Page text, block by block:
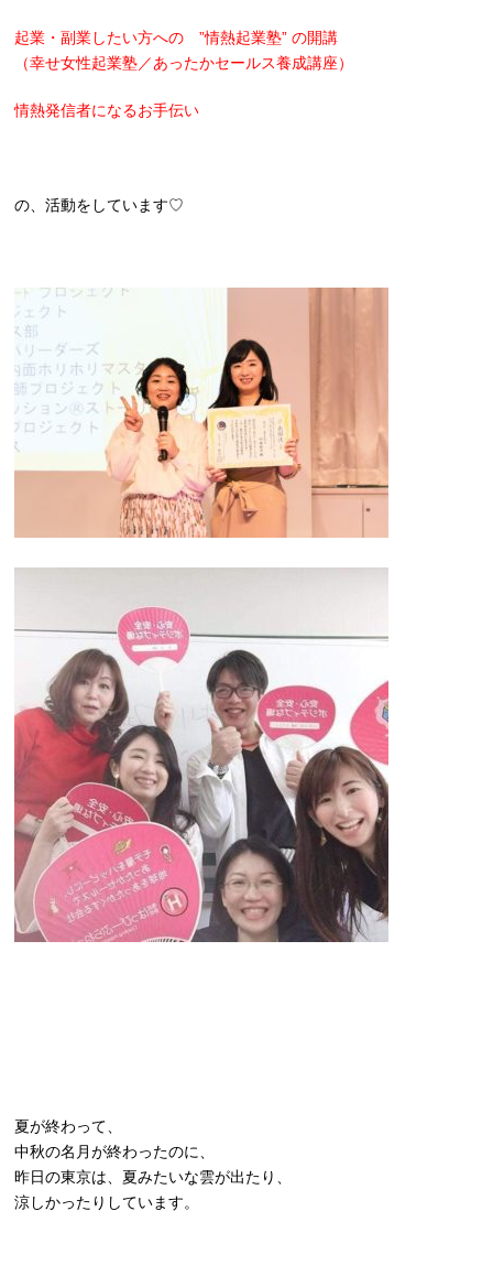
起業・副業したい方への ”情熱起業塾” の開講
（幸せ女性起業塾／あったかセールス養成講座）
情熱発信者になるお手伝い
の、活動をしています♡
夏が終わって、
中秋の名月が終わったのに、
昨日の東京は、夏みたいな雲が出たり、
涼しかったりしています。